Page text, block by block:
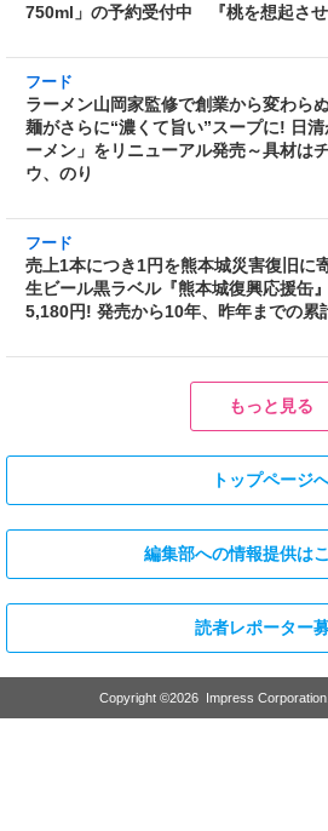
酒〉超完熟梅 2026
予約受付中 『桃を
わい』
フード
ラーメン山岡家監修
ープに! 日清が「ラ
ン」をリニューア
フード
売上1本につき1円
Amazonで「サッポ
城復興応援缶』
発売から10年、昨
6,344,952円
3分で食べられる人気沸騰中の四
川料理! 日清食品が「カップヌー
ドル 14種のスパイス麻辣湯」を
発売～具材は謎肉、キャベツ、チ
[2026/3/30 15:42:35]
自慢
サガ
(火)開
や薬
「時
4,400
フード